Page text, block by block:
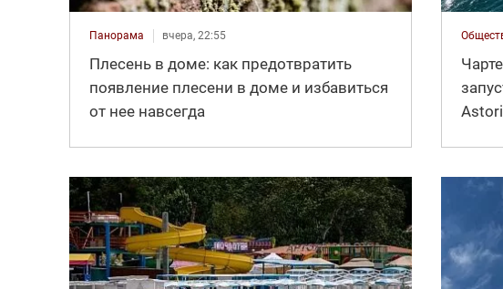
Панорама вчера, 22:55
Плесень в доме: как предотвратить
появление плесени в доме и избавиться
от нее навсегда